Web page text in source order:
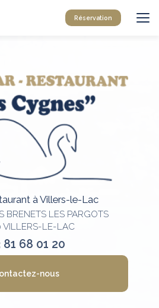
Réservation
à Villers-le-Lac
BRENETS LES PARGOTS
VILLERS-LE-LAC
81 68 01 20
nous